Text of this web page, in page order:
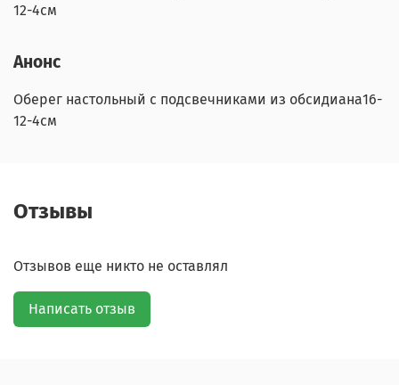
12-4см
Анонс
Оберег настольный с подсвечниками из обсидиана16-
12-4см
Отзывы
Отзывов еще никто не оставлял
Написать отзыв